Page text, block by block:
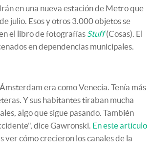
en una nueva estación de Metro que
julio. Esos y otros 3.000 objetos se
el libro de fotografías Stuff(Cosas). El
en dependencias municipales.
era como Venecia. Tenía más
Y sus habitantes tiraban mucha
algo que sigue pasando. También
dice Gawronski. En este artículo
ver cómo crecieron los canales de la